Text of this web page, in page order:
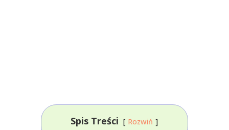
Spis Treści Rozwiń